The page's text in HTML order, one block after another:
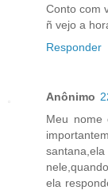
Conto com
ñ vejo a
Responder
Anônimo
Meu nome
ela